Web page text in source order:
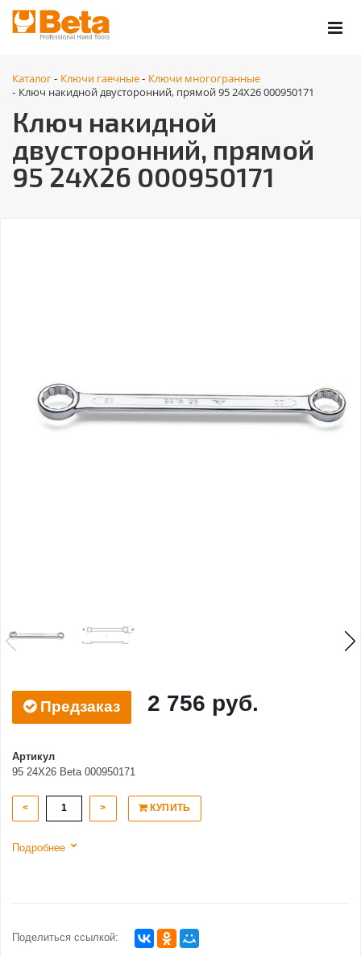
Каталог - Ключи гаечные - Ключи многогранные
- Ключ накидной двусторонний, прямой 95 24X26 000950171
Ключ накидной
двусторонний, прямой
95 24X26 000950171
Предзаказ 2 756 руб.
Артикул
95 24X26 Beta 000950171
< > КУПИТЬ
Подробнее
Поделиться ссылкой: